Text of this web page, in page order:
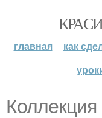
главная как